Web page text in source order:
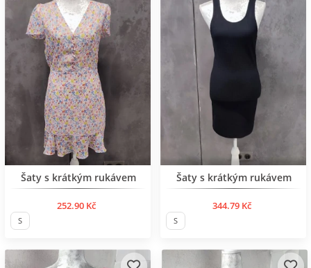
Šaty s krátkým rukávem
252.90 Kč
S
Šaty s krátkým rukávem
344.79 Kč
S